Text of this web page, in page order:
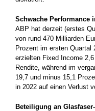
Schwache Performance
ABP hat derzeit (erstes
von rund 470 Milliarden
Prozent im ersten Quartal
erzielten Fixed Income
Rendite, während im
19,7 und minus 15,1
in 2022 auf einen Verlust
Beteiligung an